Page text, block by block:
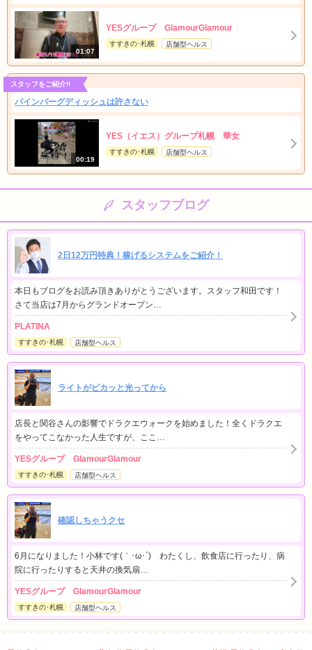
01:07
YESグループ GlamourGlamour
すすきの･札幌 店舗型ヘルス
スタッフをご紹介!!
パインバーグディッシュは許さない
00:19
YES（イエス）グループ札幌 華女
すすきの･札幌 店舗型ヘルス
スタッフブログ
2日12万円特典！稼げるシステムをご紹介！
本日もブログをお読み頂きありがとうございます。スタッフ和田です！
さて当店は7月からグランドオープン…
PLATINA
すすきの･札幌 店舗型ヘルス
ライトがピカッと光ってから
店長と関谷さんの影響でドラクエウォークを始めました！全くドラクエ
をやってこなかった人生ですが、ここ…
YESグループ GlamourGlamour
すすきの･札幌 店舗型ヘルス
確認しちゃうクセ
6月になりました！小林です(｀･ω･´)ゞわたくし、飲食店に行ったり、病
院に行ったりすると天井の換気扇…
YESグループ GlamourGlamour
すすきの･札幌 店舗型ヘルス